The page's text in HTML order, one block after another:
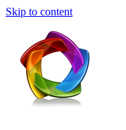
Skip to content